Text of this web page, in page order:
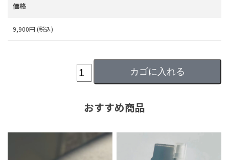
価格
9,900円 (税込)
おすすめ商品